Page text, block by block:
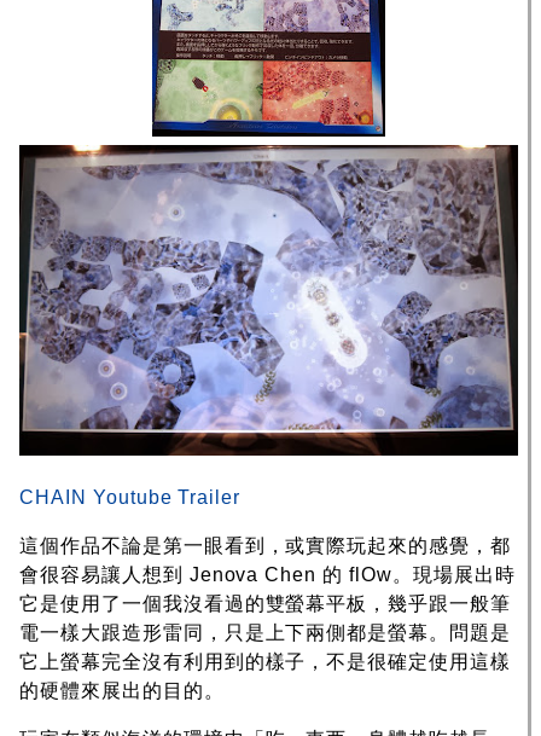
CHAIN Youtube Trailer
這個作品不論是第一眼看到，或實際玩起來的感覺，都
會很容易讓人想到 Jenova Chen 的 flOw。現場展出時
它是使用了一個我沒看過的雙螢幕平板，幾乎跟一般筆
電一樣大跟造形雷同，只是上下兩側都是螢幕。問題是
它上螢幕完全沒有利用到的樣子，不是很確定使用這樣
的硬體來展出的目的。